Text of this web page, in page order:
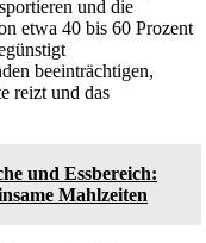
und die
etwa 40 bis 60 Prozent
beeinträchtigen,
reizt und das
und Essbereich:
Mahlzeiten